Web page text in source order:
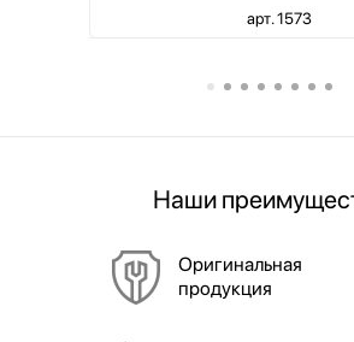
арт. 1573
Наши
Оригинальная
продукция